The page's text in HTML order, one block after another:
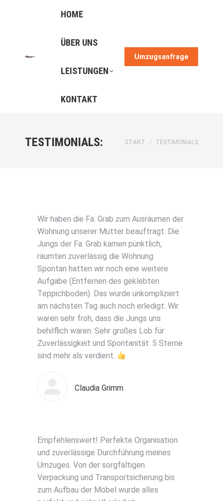
HOME
ÜBER UNS
LEISTUNGEN
KONTAKT
Umzugsanfrage
TESTIMONIALS: Sie befinden sich hier:
START TESTIMONIALS
Wir haben die Fa. Grab zum Ausräumen der
Wohnung unserer Mutter beauftragt. Die
Jungs der Fa. Grab kamen pünktlich,
räumten zuverlässig die Wohnung.
Spontan hatten wir noch eine weitere
Aufgabe (Entfernen des geklebten
Teppichboden). Das wurde unkompliziert
am nächsten Tag auch noch erledigt. Wir
waren sehr froh, dass die Jungs uns
behilflich waren. Sehr großes Lob für
Zuverlässigkeit und Spontanität. 5 Sterne
sind mehr als verdient.
Claudia Grimm
Empfehlenswert! Perfekte Organisation
und zuverlässige Durchführung meines
Umzuges. Von der sorgfältigen
Verpackung und Transportsicherung bis
zum Aufbau der Möbel wurde alles